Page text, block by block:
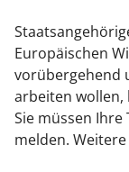
Europäischen
vorübergehend
arbeiten wollen,
Sie müssen
melden.